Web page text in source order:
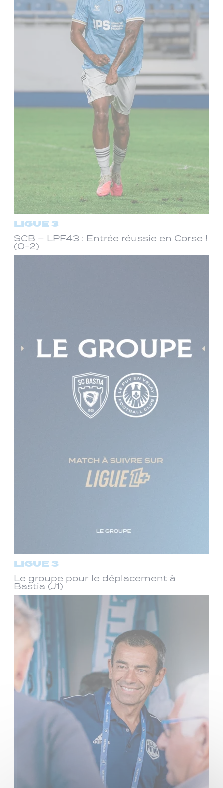
LIGUE 3
SCB – LPF43 : Entrée réussie en Corse !
(0-2)
LIGUE 3
Le groupe pour le déplacement à
Bastia (J1)